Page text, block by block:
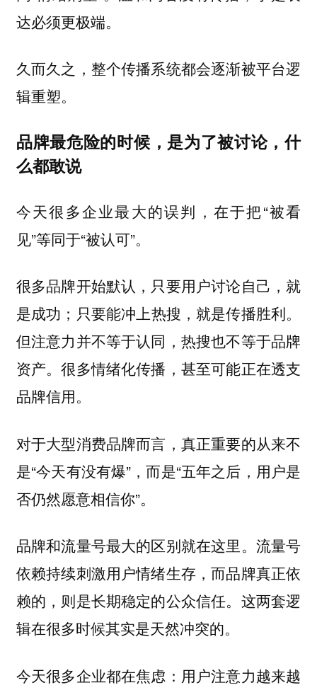
达必须更极端。
久而久之，整个传播系统都会逐渐被平台逻
辑重塑。
品牌最危险的时候，是为了被讨论，什
么都敢说
今天很多企业最大的误判，在于把“被看
见”等同于“被认可”。
很多品牌开始默认，只要用户讨论自己，就
是成功；只要能冲上热搜，就是传播胜利。
但注意力并不等于认同，热搜也不等于品牌
资产。很多情绪化传播，甚至可能正在透支
品牌信用。
对于大型消费品牌而言，真正重要的从来不
是“今天有没有爆”，而是“五年之后，用户是
否仍然愿意相信你”。
品牌和流量号最大的区别就在这里。流量号
依赖持续刺激用户情绪生存，而品牌真正依
赖的，则是长期稳定的公众信任。这两套逻
辑在很多时候其实是天然冲突的。
今天很多企业都在焦虑：用户注意力越来越